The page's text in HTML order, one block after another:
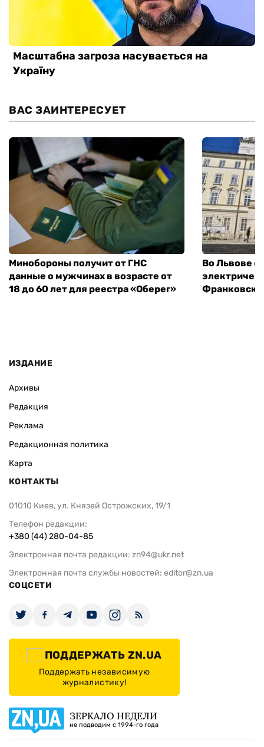
ВАС ЗАИНТЕРЕСУЕТ
Минобороны получит от ГНС
данные о мужчинах в возрасте от
18 до 60 лет для реестра «Оберег»
Во Львове
ИЗДАНИЕ
Архивы
Редакция
Реклама
Редакционная политика
Карта
КОНТАКТЫ
01010 Киев, ул. Князей Острожских, 19/1
Телефон редакции:
+380 (44) 280-04-85
Электронная почта редакции: zn94@ukr.net
Электронная почта службы новостей: editor@zn.ua
СОЦСЕТИ
ПОДДЕРЖАТЬ ZN.UA
Поддержать независимую
журналистику!
ЗЕРКАЛО НЕДЕЛИ
не подводим с 1994-го года